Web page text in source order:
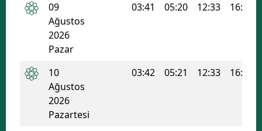
09
Ağustos
2026
Pazar
03:41 05:20 12:33 16:24
10
Ağustos
2026
Pazartesi
03:42 05:21 12:33 16:23